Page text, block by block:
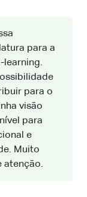
para a
learning.
para o
visão
para
e
Muito
atenção.